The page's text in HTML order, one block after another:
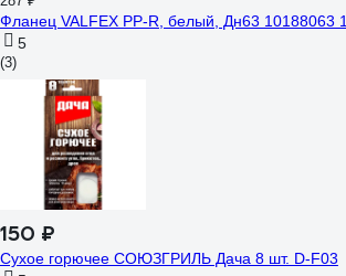
Фланец VALFEX PP-R, белый, Дн63 10188063
5
(3)
150 ₽
Сухое горючее СОЮЗГРИЛЬ Дача 8 шт. D-F03